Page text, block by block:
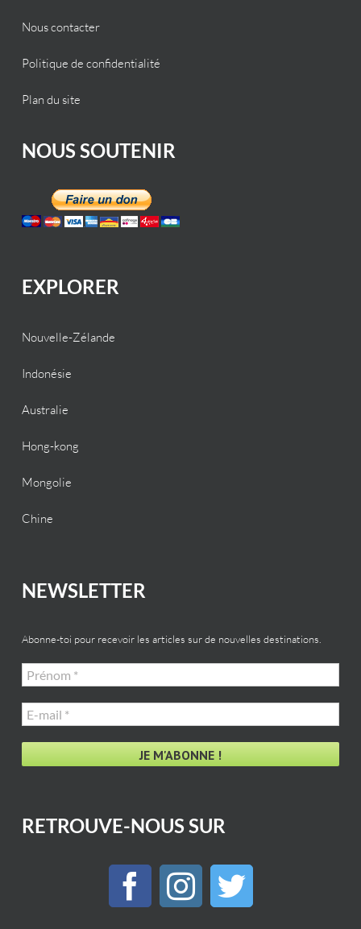
Nous contacter
Politique de confidentialité
Plan du site
NOUS SOUTENIR
EXPLORER
Nouvelle-Zélande
Indonésie
Australie
Hong-kong
Mongolie
Chine
NEWSLETTER
Abonne-toi pour recevoir les articles sur de nouvelles destinations.
Prénom
*
E-
mail
*
RETROUVE-NOUS SUR